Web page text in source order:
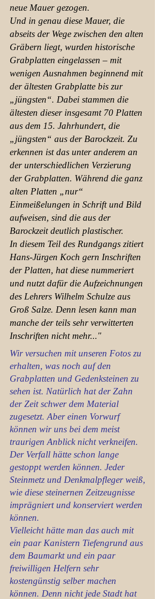
neue Mauer gezogen.
Und in genau diese Mauer, die
abseits der Wege zwischen den alten
Gräbern liegt, wurden historische
Grabplatten eingelassen – mit
wenigen Ausnahmen beginnend mit
der ältesten Grabplatte bis zur
„jüngsten“. Dabei stammen die
ältesten dieser insgesamt 70 Platten
aus dem 15. Jahrhundert, die
„jüngsten“ aus der Barockzeit. Zu
erkennen ist das unter anderem an
der unterschiedlichen Verzierung
der Grabplatten. Während die ganz
alten Platten „nur“
Einmeißelungen in Schrift und Bild
aufweisen, sind die aus der
Barockzeit deutlich plastischer.
In diesem Teil des Rundgangs zitiert
Hans-Jürgen Koch gern Inschriften
der Platten, hat diese nummeriert
und nutzt dafür die Aufzeichnungen
des Lehrers Wilhelm Schulze aus
Groß Salze. Denn lesen kann man
manche der teils sehr verwitterten
Inschriften nicht mehr..."
Wir versuchen mit unseren Fotos zu
erhalten, was noch auf den
Grabplatten und Gedenksteinen zu
sehen ist. Natürlich hat der Zahn
der Zeit schwer dem Material
zugesetzt. Aber einen Vorwurf
können wir uns bei dem meist
traurigen Anblick nicht verkneifen.
Der Verfall hätte schon lange
gestoppt werden können. Jeder
Steinmetz und Denkmalpfleger weiß,
wie diese steinernen Zeitzeugnisse
imprägniert und konserviert werden
können.
Vielleicht hätte man das auch mit
ein paar Kanistern Tiefengrund aus
dem Baumarkt und ein paar
freiwilligen Helfern sehr
kostengünstig selber machen
können. Denn nicht jede Stadt hat